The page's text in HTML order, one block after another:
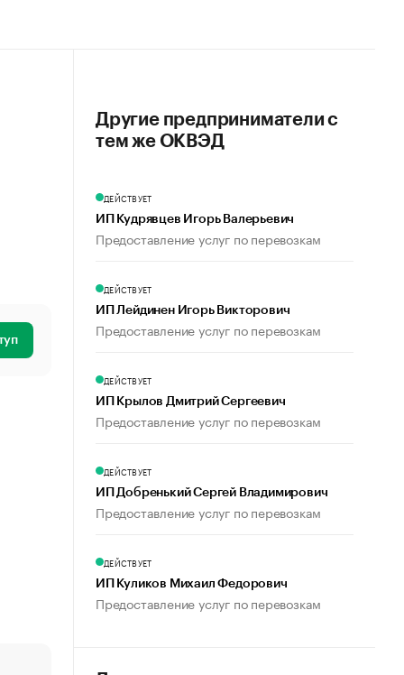
Другие предприниматели с
тем же ОКВЭД
ДЕЙСТВУЕТ
ИП Кудрявцев Игорь Валерьевич
Предоставление услуг по перевозкам
ДЕЙСТВУЕТ
ИП Лейдинен Игорь Викторович
Предоставление услуг по перевозкам
ДЕЙСТВУЕТ
ИП Крылов Дмитрий Сергеевич
Предоставление услуг по перевозкам
ДЕЙСТВУЕТ
ИП Добренький Сергей Владимирович
Предоставление услуг по перевозкам
ДЕЙСТВУЕТ
ИП Куликов Михаил Федорович
Предоставление услуг по перевозкам